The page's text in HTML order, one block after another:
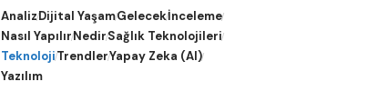
AnalizDijital YaşamGelecekİnceleme
Nasıl YapılırNedirSağlık Teknolojileri
TeknolojiTrendlerYapay Zeka (AI)
Yazılım